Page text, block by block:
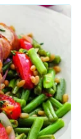
овощей
маслом. В
хорошее